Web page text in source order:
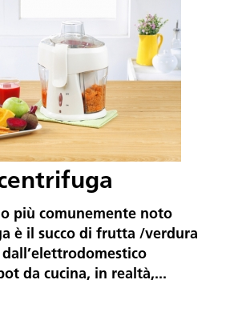
più comunemente noto
è il succo di frutta /verdura
da cucina, in realtà,...